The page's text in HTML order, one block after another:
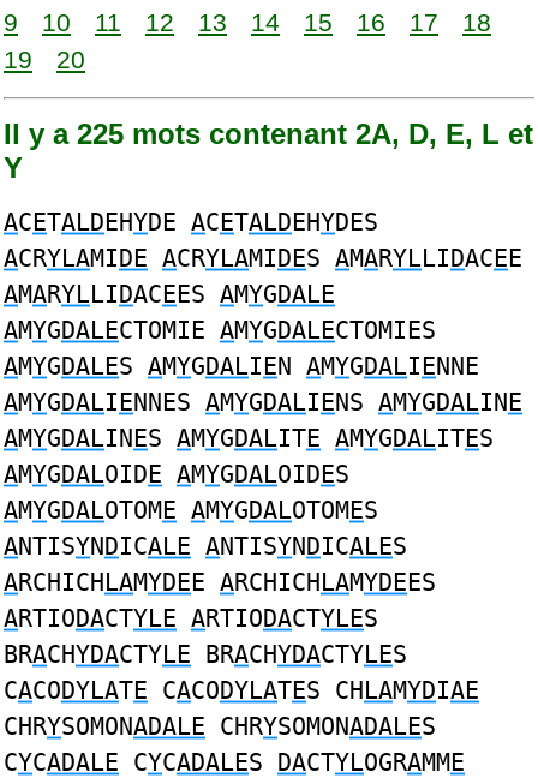
9
10 11 12 13 14 15 16 17
18
19
20
Il y a 225 mots contenant 2A, D, E, L et
Y
ACETALDEHYDE ACETALDEHYDES
ACRYLAMIDE ACRYLAMIDES AMARYLLIDACEE
AMARYLLIDACEES AMYGDALE
AMYGDALECTOMIE AMYGDALECTOMIES
AMYGDALES AMYGDALIEN AMYGDALIENNE
AMYGDALIENNES AMYGDALIENS AMYGDALINE
AMYGDALINES AMYGDALITE AMYGDALITES
AMYGDALOIDE AMYGDALOIDES
AMYGDALOTOME AMYGDALOTOMES
ANTISYNDICALE ANTISYNDICALES
ARCHICHLAMYDEE ARCHICHLAMYDEES
ARTIODACTYLE ARTIODACTYLES
BRACHYDACTYLE BRACHYDACTYLES
CACODYLATE CACODYLATES CHLAMYDIAE
CHRYSOMONADALE CHRYSOMONADALES
CYCADALE CYCADALES DACTYLOGRAMME